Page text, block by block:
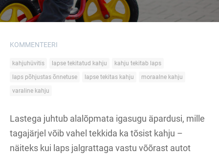
KOMMENTEERI
kahjuhüvitis lapse tekitatud kahju
kahju tekitab laps
laps põhjustas õnnetuse
lapse tekitas kahju
moraalne kahju
varaline kahju
Lastega juhtub alalõpmata igasugu äpardusi, mille
tagajärjel võib vahel tekkida ka tõsist kahju –
näiteks kui laps jalgrattaga vastu võõrast autot